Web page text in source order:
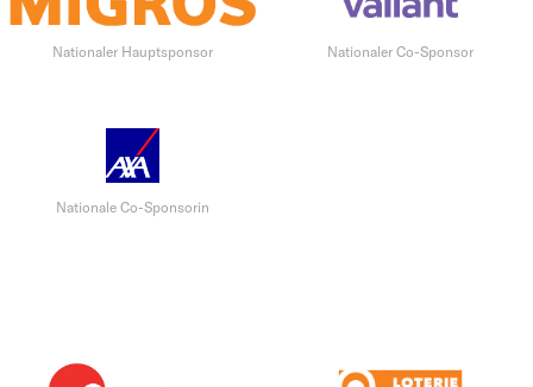
Nationaler Hauptsponsor Nationaler Co-Sponsor
Nationale Co-Sponsorin